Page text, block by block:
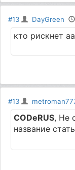
#13 DayGreen
кто рискнeт
#13
CODeRUS, Не
название